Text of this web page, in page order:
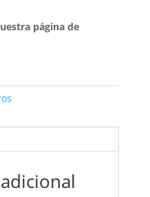
página de